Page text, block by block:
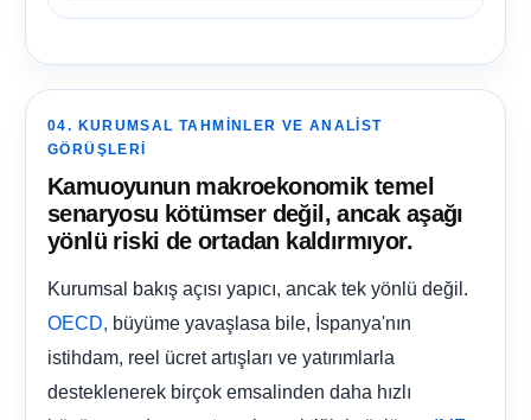
04. KURUMSAL TAHMINLER VE ANALIST
GÖRÜŞLERI
Kamuoyunun makroekonomik temel
senaryosu kötümser değil, ancak aşağı
yönlü riski de ortadan kaldırmıyor.
Kurumsal bakış açısı yapıcı, ancak tek yönlü değil.
OECD, büyüme yavaşlasa bile, İspanya'nın
istihdam, reel ücret artışları ve yatırımlarla
desteklenerek birçok emsalinden daha hızlı